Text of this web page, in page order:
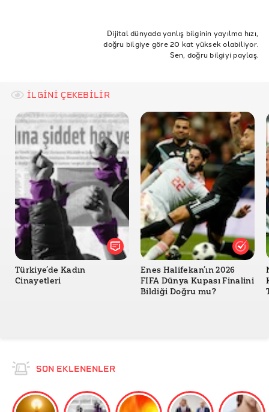
kitap okuma oranları
kitap okuma ortalaması
kitap okuyan nüfus
Dijital dünyada yanlış bilginin yayılma hızı,
doğru bilgiye göre 20 kat yüksek olabiliyor.
Sen, doğru bilgiyi paylaş.
İLGİNİ ÇEKEBİLİR
Türkiye’de Kadın
Cinayetleri
Enes Halifekan’ın 2026
FIFA Dünya Kupası Finalini
Bildiği Doğru mu?
SON EKLENENLER